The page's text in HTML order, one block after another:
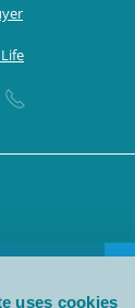
uses cookies